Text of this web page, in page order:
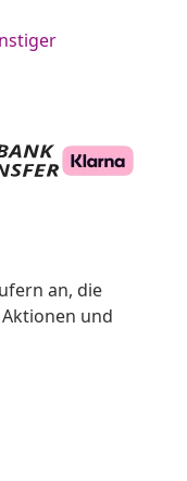
an, die
und